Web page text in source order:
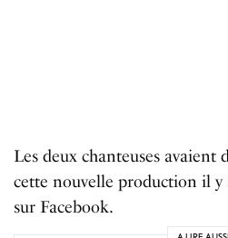
Les deux chanteuses avaient
cette nouvelle production il y
sur Facebook.